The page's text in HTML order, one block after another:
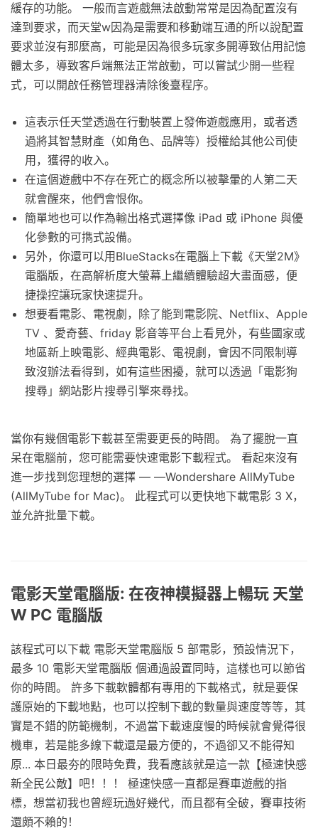
緩存的功能。 一般而言遊戲無法啟動常常是因為配置沒有
達到要求，而天堂w因為是需要和移動端互通的所以說配置
要求並沒有那麼高，可能是因為很多玩家多開導致佔用記憶
體太多，導致客戶端無法正常啟動，可以嘗試少開一些程
式，可以開啟任務管理器清除後臺程序。
這表示任天堂透過在行動裝置上發佈遊戲應用，或者透
過將其智慧財產（如角色、品牌等）授權給其他公司使
用，獲得的收入。
在這個遊戲中不存在死亡的概念所以被擊暈的人第二天
就會醒來，他們會恨你。
簡單地也可以作為輸出格式選擇像 iPad 或 iPhone 與優
化參數的可擕式設備。
另外，你還可以用BlueStacks在電腦上下載《天堂2M》
電腦版，在高解析度大螢幕上繼續體驗超大畫面感，便
捷操控讓玩家快速提升。
想要看電影、電視劇，除了能到電影院、Netflix、Apple
TV 、愛奇藝、friday 影音等平台上看見外，有些國家或
地區新上映電影、經典電影、電視劇，會因不同限制導
致沒辦法看得到，如有這些困擾，就可以透過「電影狗
搜尋」網站影片搜尋引擎來尋找。
當你有幾個電影下載甚至需要更長的時間。 為了擺脫一直
呆在電腦前，您可能需要快速電影下載程式。 看起來沒有
進一步找到您理想的選擇 — —Wondershare AllMyTube
(AllMyTube for Mac)。 此程式可以更快地下載電影 3 X，
並允許批量下載。
電影天堂電腦版: 在夜神模擬器上暢玩 天堂
W PC 電腦版
該程式可以下載 電影天堂電腦版 5 部電影，預設情況下，
最多 10 電影天堂電腦版 個通過設置同時，這樣也可以節省
你的時間。 許多下載軟體都有專用的下載格式，就是要保
護原始的下載地點，也可以控制下載的數量與速度等等，其
實是不錯的防範機制，不過當下載速度慢的時候就會覺得很
機車，若是能多線下載還是最方便的，不過卻又不能得知
原... 本日最夯的限時免費，我看應該就是這一款【極速快感
新全民公敵】吧！！！ 極速快感一直都是賽車遊戲的指
標，想當初我也曾經玩過好幾代，而且都有全破，賽車技術
還頗不賴的！